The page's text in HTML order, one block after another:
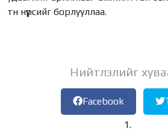
тн нүүрсийг борлууллаа.
Нийтлэлийг
Facebook